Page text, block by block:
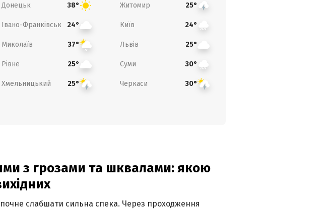
Донецьк 38° Житомир 25°
Івано-Франківськ 24° Київ 24°
Миколаїв 37° Львів 25°
Рівне 25° Суми 30°
Хмельницький 25° Черкаси 30°
з грозами та шквалами: якою
слабшати сильна спека. Через проходження